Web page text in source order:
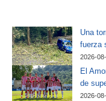
Una
fuerza
2026-
El
de
2026-